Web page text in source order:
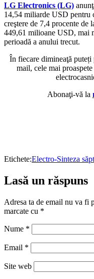
LG Electronics (LG)
14,54 miliarde USD pentru
creştere de 7,4 procente de
449,61 milioane USD, mai
perioadă a anului trecut.
În fiecare dimineaţă
mail, cele mai
Abonaţi-vă la
Etichete:Electro-Sinteza
Lasă un răspuns
Adresa ta de email nu va fi
marcate cu *
Nume *
Email *
Site web